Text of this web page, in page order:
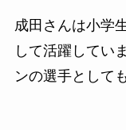
成田さんは小学
して活躍してい
ンの選手として